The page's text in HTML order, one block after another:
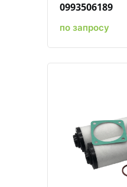
0993506189
по запросу